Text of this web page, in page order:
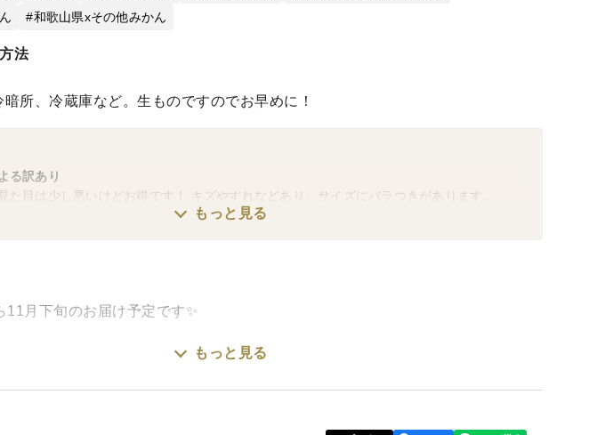
和歌山県xその他みかん
法
暗所、冷蔵庫など。生ものですのでお早めに！
る訳あり
た目は少し悪いけどお得です！ キズやすれなどあり、サイズにバラつきがあります。
もっと見る
11月下旬のお届け予定です✨
もっと見る